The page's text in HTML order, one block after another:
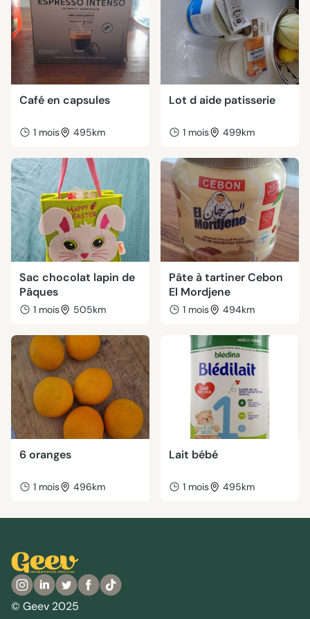
Café en capsules
1 mois 495km
Lot d aide patisserie
1 mois 499km
Sac chocolat lapin de
Pâques
1 mois 505km
Pâte à tartiner Cebon
El Mordjene
1 mois 494km
6 oranges
1 mois 496km
Lait bébé
1 mois 495km
© Geev 2025